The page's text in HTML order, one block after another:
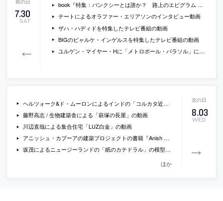
7.30
SAT
book『特集：バンクシーとは誰か？ 路上のエピグラム ユリイカ2011年8月号』
テートによるオラファー・エリアソンのインタビュー動画
ザハ・ハディドを特集したテレビ番組の動画
BIGのビャルケ・インゲルスを特集したテレビ番組の動画
ユルゲン・マイヤー・Hに「メトロポール・パラソル」について聞いているインタビュー動画
8.03
WED
ヘルツォーク&ド・ムーロンによるインドの「コルカタ近代美術館」の画像
藤野高志 / 生物建築舎による「萩塚の長屋」の動画
川辺直哉による集合住宅「LUZ白金」の動画
アニッシュ・カプーアの建築プロジェクトの書籍『Anish Kapoor: Architectural Projects』
坂茂によるニュージーランドの「紙のカテドラル」の模型写真
ほか